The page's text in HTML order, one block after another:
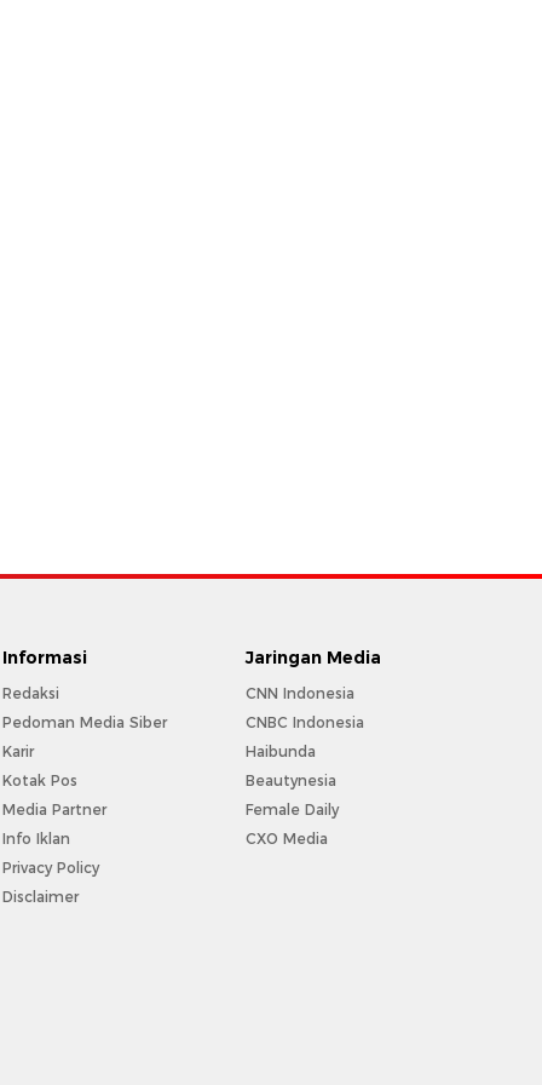
Informasi
Redaksi
Pedoman Media Siber
Karir
Kotak Pos
Media Partner
Info Iklan
Privacy Policy
Disclaimer
Jaringan Media
CNN Indonesia
CNBC Indonesia
Haibunda
Beautynesia
Female Daily
CXO Media